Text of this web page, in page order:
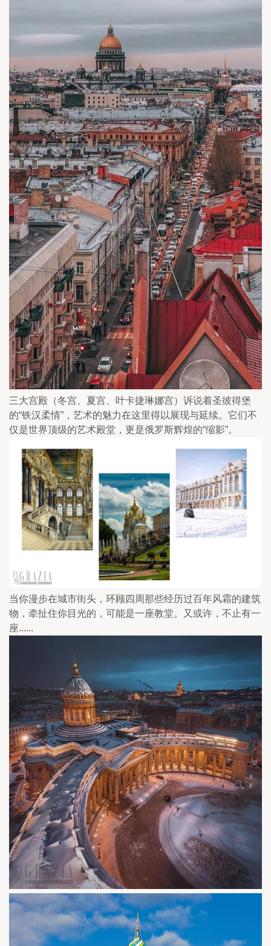
三大宫殿（冬宫、夏宫、叶卡捷琳娜宫）诉说着圣彼得堡
的“铁汉柔情”，艺术的魅力在这里得以展现与延续。它们不
仅是世界顶级的艺术殿堂，更是俄罗斯辉煌的“缩影”。
当你漫步在城市街头，环顾四周那些经历过百年风霜的建筑
物，牵扯住你目光的，可能是一座教堂。又或许，不止有一
座......